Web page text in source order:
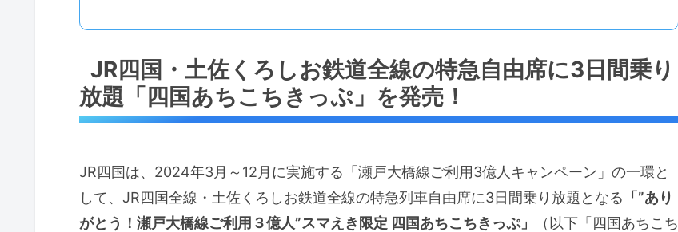
JR四国・土佐くろしお鉄道全線の特急自由席に3日間乗り
放題「四国あちこちきっぷ」を発売！
JR四国は、2024年3月～12月に実施する「瀬戸大橋線ご利用3億人キャンペーン」の一環と
して、JR四国全線・土佐くろしお鉄道全線の特急列車自由席に3日間乗り放題となる 「”あり
がとう！瀬戸大橋線ご利用３億人”スマえき限定 四国あちこちきっぷ」
（以下「四国あちこち